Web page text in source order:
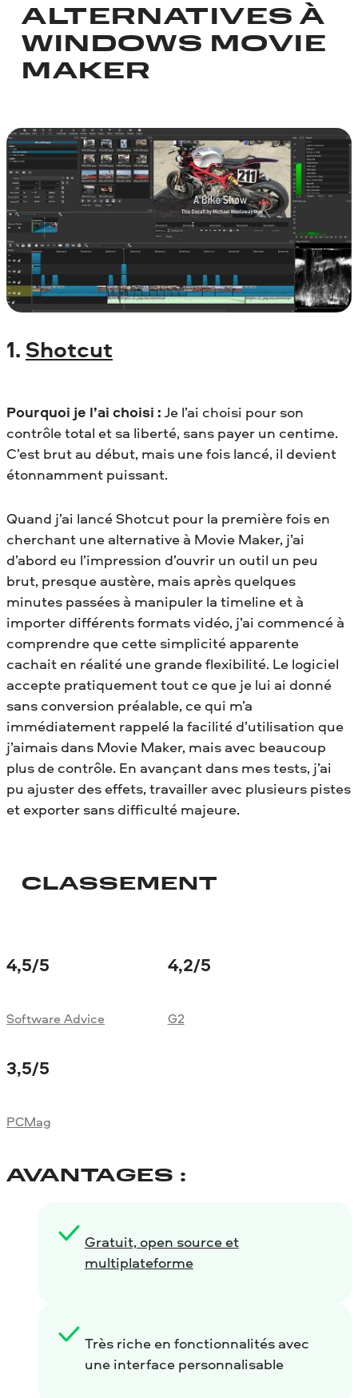
ALTERNATIVES À
WINDOWS MOVIE
MAKER
1.Shotcut
Pourquoi je l’ai choisi : Je l’ai choisi pour son
contrôle total et sa liberté, sans payer un centime.
C’est brut au début, mais une fois lancé, il devient
étonnamment puissant.
Quand j’ai lancé Shotcut pour la première fois en
cherchant une alternative à Movie Maker, j’ai
d’abord eu l’impression d’ouvrir un outil un peu
brut, presque austère, mais après quelques
minutes passées à manipuler la timeline et à
importer différents formats vidéo, j’ai commencé à
comprendre que cette simplicité apparente
cachait en réalité une grande flexibilité. Le logiciel
accepte pratiquement tout ce que je lui ai donné
sans conversion préalable, ce qui m’a
immédiatement rappelé la facilité d’utilisation que
j’aimais dans Movie Maker, mais avec beaucoup
plus de contrôle. En avançant dans mes tests, j’ai
pu ajuster des effets, travailler avec plusieurs pistes
et exporter sans difficulté majeure.
CLASSEMENT
4,5/5
Software Advice
4,2/5
G2
3,5/5
PCMag
AVANTAGES :
Gratuit, open source et
multiplateforme
Très riche en fonctionnalités avec
une interface personnalisable